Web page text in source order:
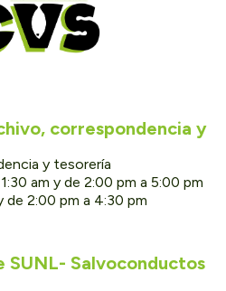
correspondencia y
y tesorería
am y de 2:00 pm a 5:00 pm
de 2:00 pm a 4:30 pm
SUNL- Salvoconductos